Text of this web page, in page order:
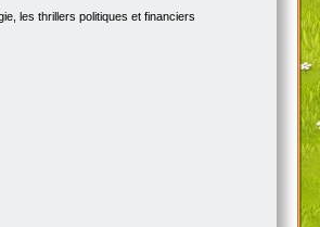
les thrillers politiques et financiers